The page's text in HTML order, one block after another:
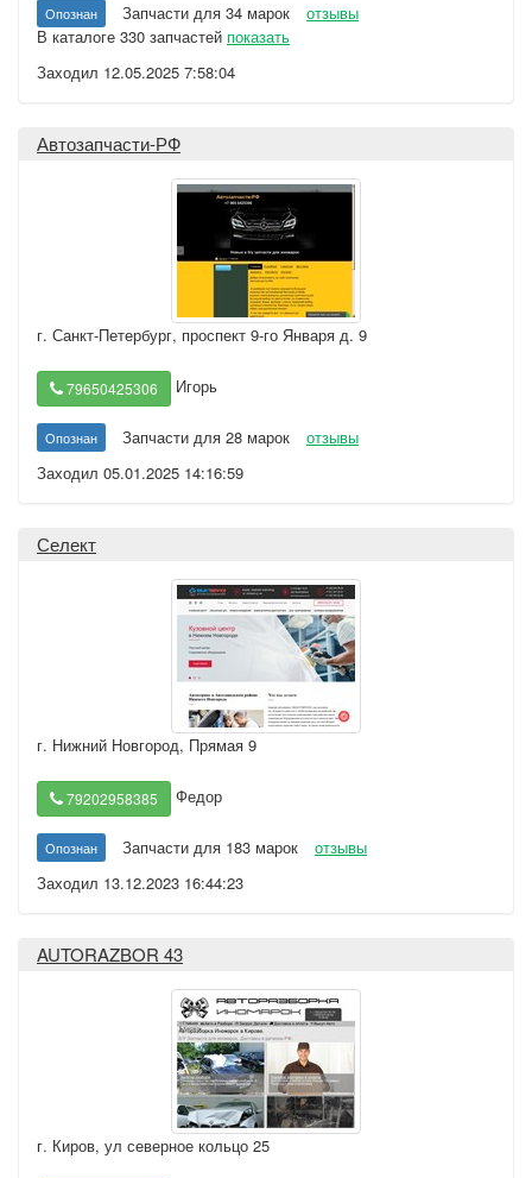
Опознан Запчасти для 34 марок
отзывы
В каталоге 330 запчастей показать
Заходил 12.05.2025 7:58:04
Автозапчасти-РФ
г. Санкт-Петербург, проспект 9-го Января д. 9
79650425306 Игорь
Опознан Запчасти для 28 марок
отзывы
Заходил 05.01.2025 14:16:59
Селект
г. Нижний Новгород, Прямая 9
79202958385 Федор
Опознан Запчасти для 183 марок
отзывы
Заходил 13.12.2023 16:44:23
AUTORAZBOR 43
г. Киров, ул северное кольцо 25